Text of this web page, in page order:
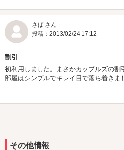
さば さん
投稿：2013/02/24 17:12
割引
初利用しました。まさかカップルズの割
部屋はシンプルでキレイ目で落ち着きま
その他情報